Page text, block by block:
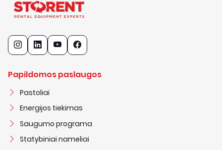
Papildomos paslaugos
Pastoliai
Energijos tiekimas
Saugumo programa
Statybiniai nameliai